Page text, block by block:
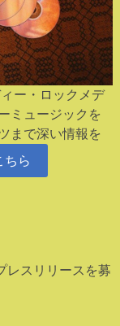
ー・ロックメデ
ミュージックを
まで深い情報を
ちら
レスリリースを募